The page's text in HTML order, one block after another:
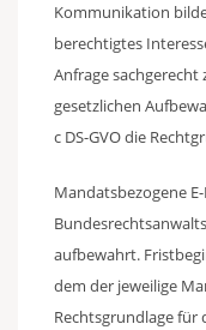
Kommunikation
berechtigtes
Anfrage
gesetzlichen
c DS-GVO die
Mandatsbezogene
aufbewahrt.
dem der jeweilige
Rechtsgrundlage für